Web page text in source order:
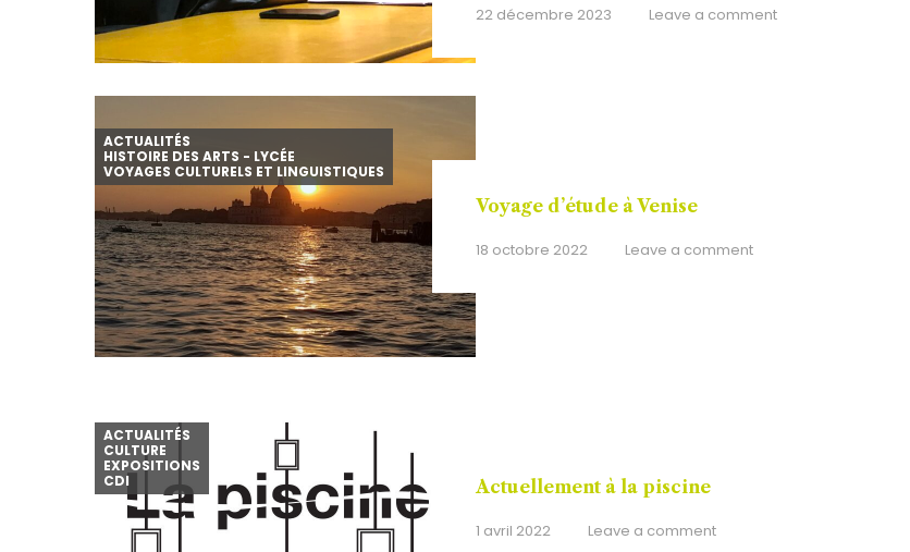
22 décembre 2023 Leave a comment
ACTUALITÉS
HISTOIRE DES ARTS - LYCÉE
VOYAGES CULTURELS ET LINGUISTIQUES
Voyage d’étude à Venise
18 octobre 2022 Leave a comment
ACTUALITÉS
CULTURE
EXPOSITIONS
CDI
Actuellement à la piscine
1 avril 2022 Leave a comment